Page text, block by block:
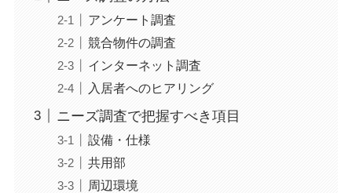
アンケート調査
競合物件の調査
インターネット調査
入居者へのヒアリング
ニーズ調査で把握すべき項目
設備・仕様
共用部
周辺環境